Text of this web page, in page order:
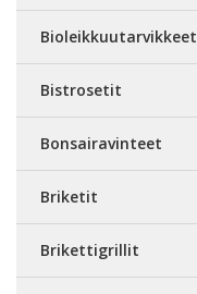
Bioleikkuutarvikkeet
Bistrosetit
Bonsairavinteet
Briketit
Brikettigrillit